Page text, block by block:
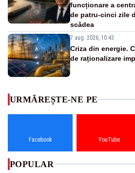
funcționare a
de patru-cinci zile
scădea
7 aug. 2026, 10:43
Criza din energie.
de raționalizare
URMĂREȘTE-NE PE
Facebook YouTube
POPULAR